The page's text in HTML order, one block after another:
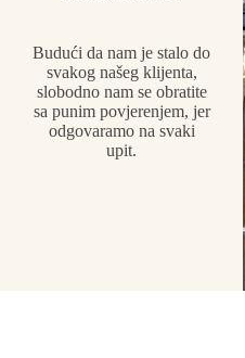
Budući da nam je stalo do
svakog našeg klijenta,
slobodno nam se obratite
sa punim povjerenjem, jer
odgovaramo na svaki
upit.